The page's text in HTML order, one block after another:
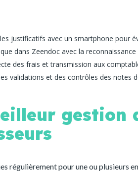
justificatifs avec un smartphone pour
dans Zeendoc avec la
des frais et transmission aux
validations et des contrôles des notes
gestion
régulièrement pour une ou plusieurs